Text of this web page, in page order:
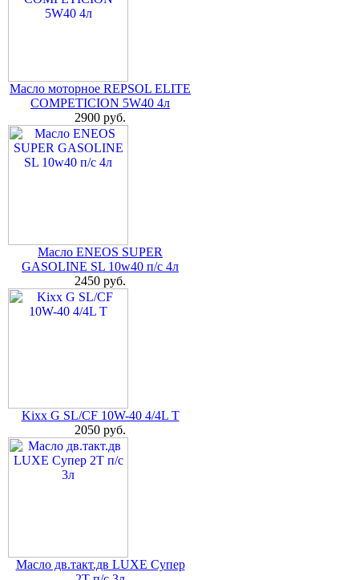
Масло моторное REPSOL ELITE
COMPETICION 5W40 4л
2900 руб.
Масло ENEOS SUPER
GASOLINE SL 10w40 п/с 4л
2450 руб.
Kixx G SL/CF 10W-40 4/4L T
2050 руб.
Масло дв.такт.дв LUXE Супер